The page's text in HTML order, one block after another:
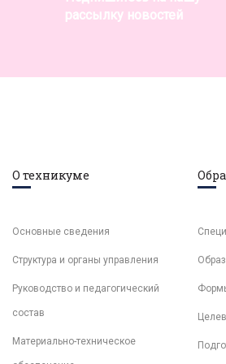
рассылку новостей
О техникуме
Основные сведения
Структура и органы управления
Руководство и педагогический
состав
Материально-техническое